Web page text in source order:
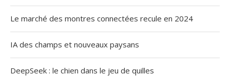
Le marché des montres connectées recule en 2024
IA des champs et nouveaux paysans
DeepSeek : le chien dans le jeu de quilles